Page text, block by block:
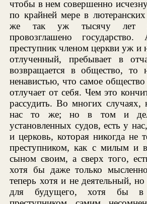
чтобы в нем совершенно
по крайней мере в
же так уж тысячу лет
провозглашено
преступник членом церкви уж и
отлученный, пребывает в
возвращается в общество, то
ненавистью, что самое
отлучает от себя. Чем это
рассудить. Во многих случаях,
нас то же; но в том и
установленных судов, есть у
и церковь, которая никогда не
преступником, как с милым и
сыном своим, а сверх того,
хотя бы даже только
теперь хотя и не деятельный,
для будущего, хотя бы